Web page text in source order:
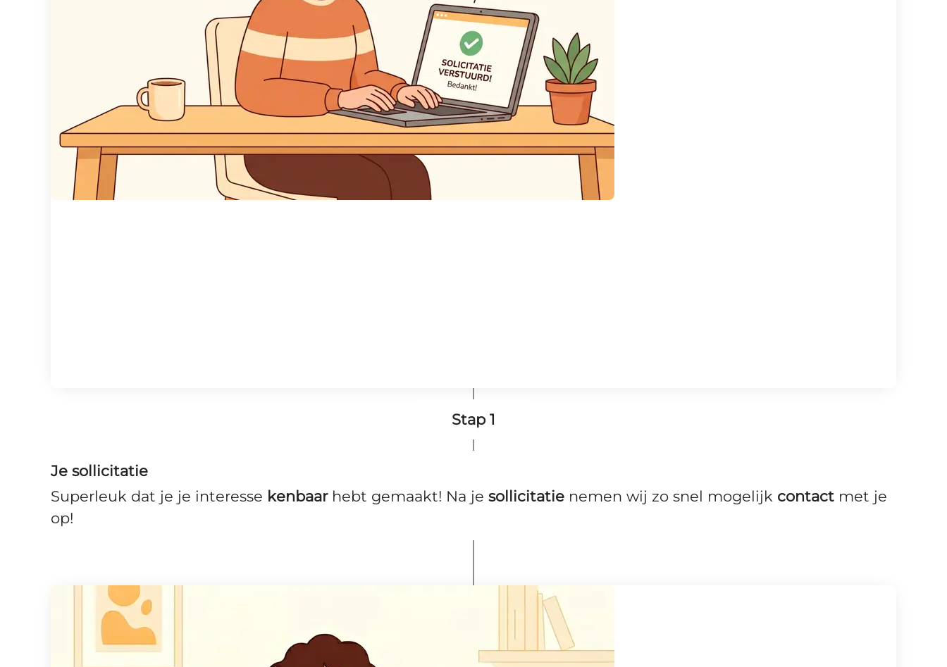
Stap 1
Je sollicitatie
Superleuk dat je je interesse kenbaarhebt gemaakt! Na je sollicitatie nemen wij zo snel mogelijk contact met je
op!